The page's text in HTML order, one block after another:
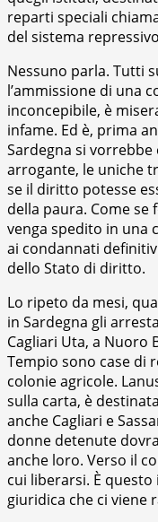
reparti speciali
del sistema
Nessuno parla. Tutti
l’ammissione di una
inconcepibile, è
infame. Ed è, prima
Sardegna si
arrogante, le uniche
se il diritto potesse
della paura. Come
venga spedito in una
ai condannati
dello Stato di diritto.
Lo ripeto da mesi,
in Sardegna gli
Cagliari Uta, a Nuoro
Tempio sono case di
colonie agricole.
sulla carta, è
anche Cagliari e
donne detenute
anche loro. Verso il
cui liberarsi. È questo
giuridica che ci viene